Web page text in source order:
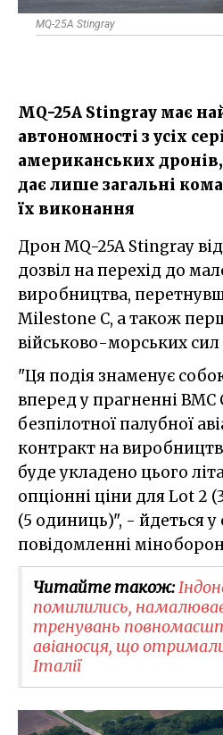
MQ-25A Stingray
MQ-25A Stingray має
автономності з усіх
американських
дає лише загальні
їх виконання
Дрон MQ-25A Stingray від Boeing отримав
дозвіл на перехід до
виробництва,
Milestone C, а також
військово-морських
"Ця подія знаменує
вперед у прагненні
безпілотної палубної
контракт на
буде укладено цього
опціонні ціни для Lot 2
(5 одиниць)", - йдеться
повідомленні
Читайте також:
помилились,
тренувань
авіаносця, що
Італії